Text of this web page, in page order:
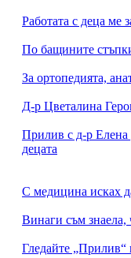
Работата с деца ме
По бащините
За ортопедията,
Д-р Цветалина
Прилив с д-р Елена
децата
С медицина исках
Винаги съм знаела,
Гледайте